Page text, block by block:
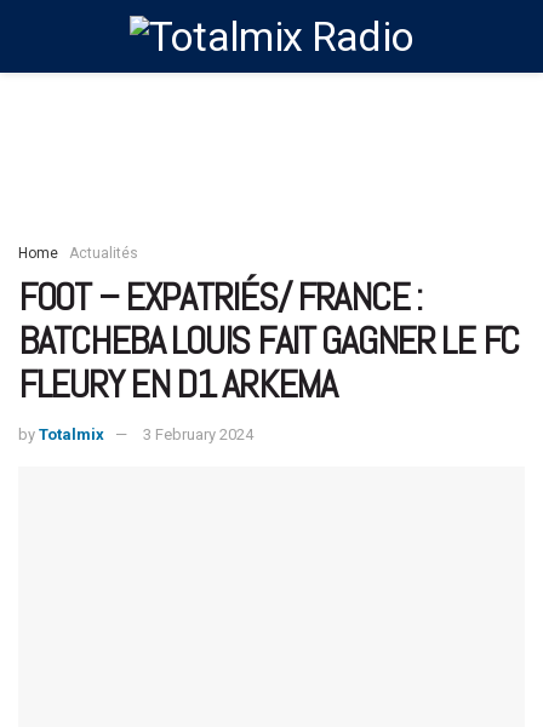
Home Actualités
FOOT – EXPATRIÉS/ FRANCE :
BATCHEBA LOUIS FAIT GAGNER LE FC
FLEURY EN D1 ARKEMA
by Totalmix 3 February 2024